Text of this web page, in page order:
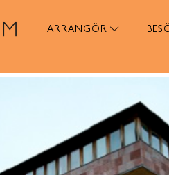
ARRANGÖR